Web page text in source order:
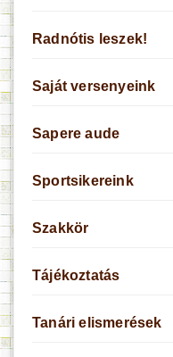
Radnótis leszek!
Saját versenyeink
Sapere aude
Sportsikereink
Szakkör
Tájékoztatás
Tanári elismerések